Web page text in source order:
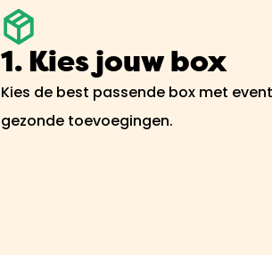
1. Kies jouw box
Kies de best passende box met
gezonde toevoegingen.